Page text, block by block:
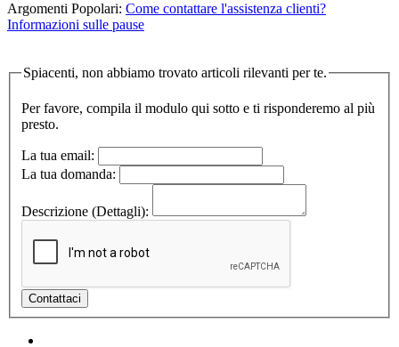
Argomenti Popolari: Come contattare l'assistenza clienti?
Informazioni sulle pause
Spiacenti, non abbiamo trovato articoli rilevanti per te.
Per favore, compila il modulo qui sotto e ti risponderemo al più
presto.
La tua email:
La tua domanda:
Descrizione (Dettagli):